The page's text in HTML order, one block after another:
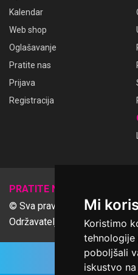
Mi
Koristimo
tehnologije
poboljšali
iskustvo
Kalendar
Web shop
Oglašavanje
Pratite nas
Prijava
Registracija
PRATITE NAS
© Sva prava pridržana
Održavatelj Netcom d.o.o.,